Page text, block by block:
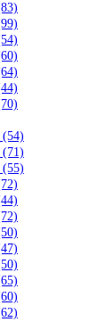
(54)
(71)
(55)